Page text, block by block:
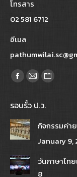
โทรสาร
02 581 6712
อีเมล
Find us on:
Facebook
opens
in
new
window
Mail
opens
in
window
Website
window
รอบรั้ว ป.ว.
กิจกรรมค่า
January 9,
วันภาษาไท
8